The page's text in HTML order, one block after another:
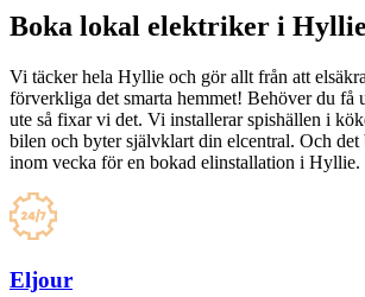
Boka lokal elektriker i Hyllie
Vi täcker hela Hyllie och gör allt från att
förverkliga det smarta hemmet! Behöver du få
ute så fixar vi det. Vi installerar spishällen i
bilen och byter självklart din elcentral. Och
inom vecka för en bokad elinstallation i Hyllie.
Eljour